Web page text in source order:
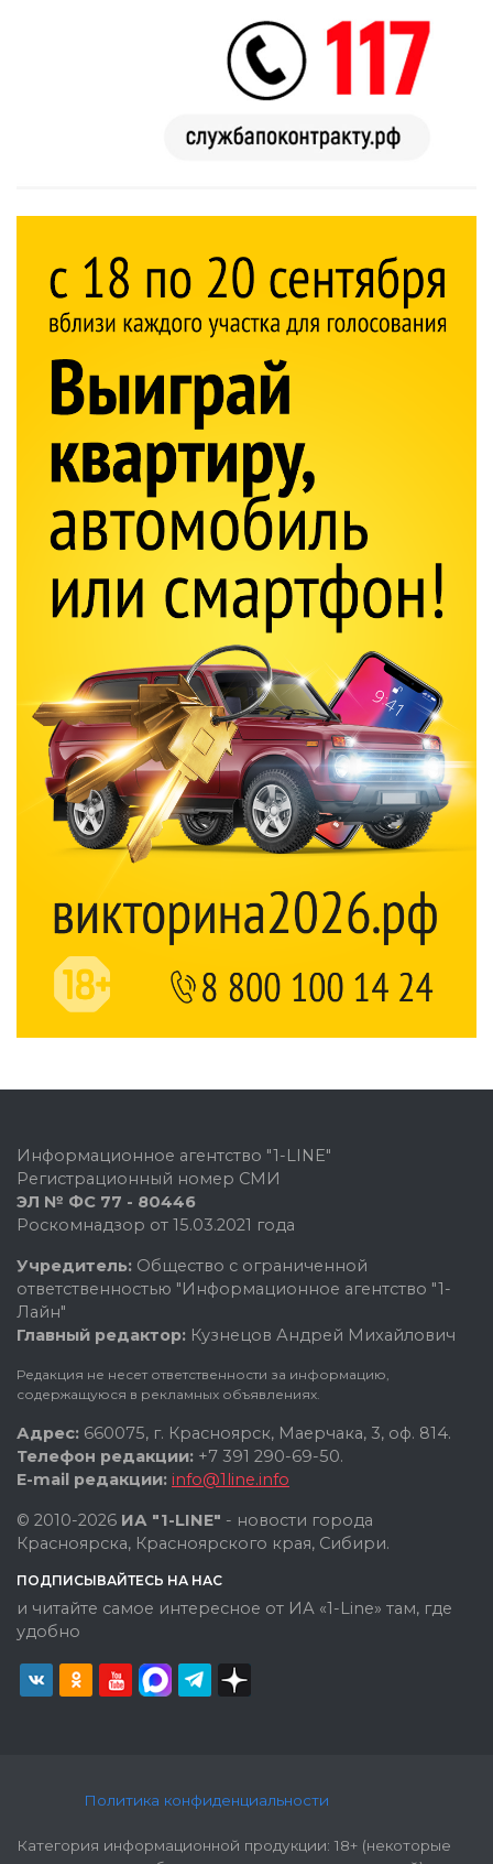
Информационное агентство "1-LINE"
Регистрационный номер СМИ
ЭЛ № ФС 77 - 80446
Роскомнадзор от 15.03.2021 года
Учредитель: Общество с ограниченной
ответственностью "Информационное агентство "1-
Лайн"
Главный редактор: Кузнецов Андрей Михайлович
Редакция не несет ответственности за информацию,
содержащуюся в рекламных объявлениях.
Адрес: 660075, г. Красноярск, Маерчака, 3, оф. 814.
Телефон редакции: +7 391 290-69-50.
E-mail редакции: info@1line.info
© 2010-2026 ИА "1-LINE" - новости города
Красноярска, Красноярского края, Сибири.
ПОДПИСЫВАЙТЕСЬ НА НАС
и читайте самое интересное от ИА «1-Line» там, где
удобно
Политика конфиденциальности
Категория информационной продукции: 18+ (некоторые